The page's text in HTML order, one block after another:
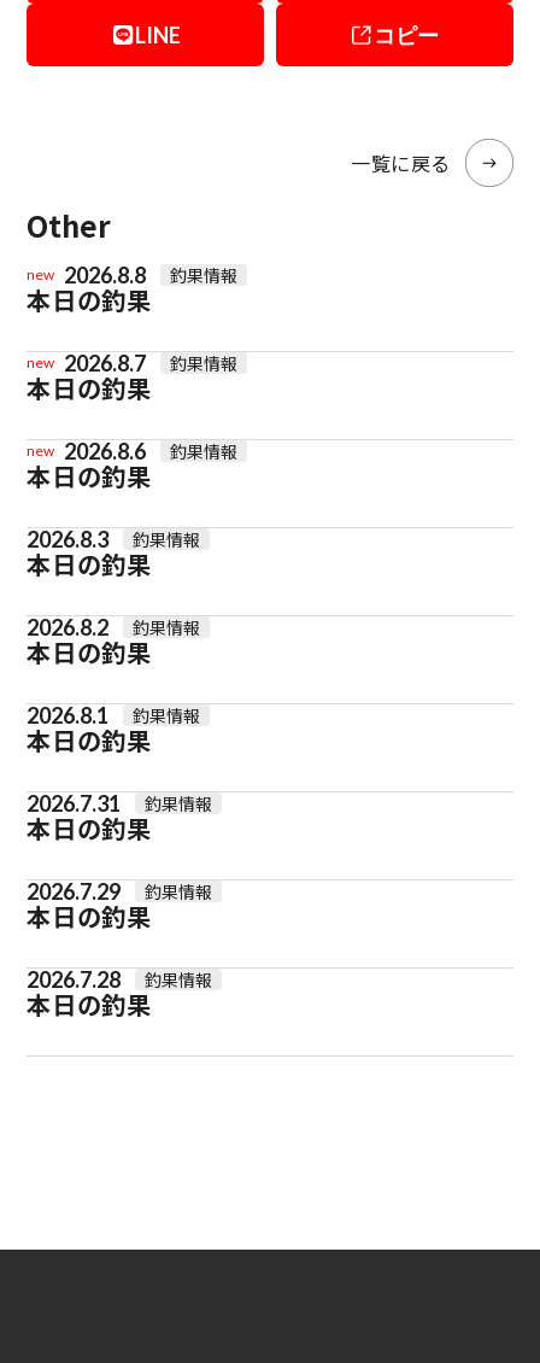
LINE コピー
一覧に戻る
Other
new 2026.8.8 釣果情報
本日の釣果
new 2026.8.7 釣果情報
本日の釣果
new 2026.8.6 釣果情報
本日の釣果
2026.8.3 釣果情報
本日の釣果
2026.8.2 釣果情報
本日の釣果
2026.8.1 釣果情報
本日の釣果
2026.7.31 釣果情報
本日の釣果
2026.7.29 釣果情報
本日の釣果
2026.7.28 釣果情報
本日の釣果